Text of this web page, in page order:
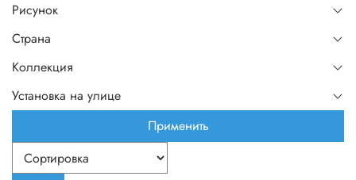
Рисунок
Страна
Коллекция
Установка на улице
Применить